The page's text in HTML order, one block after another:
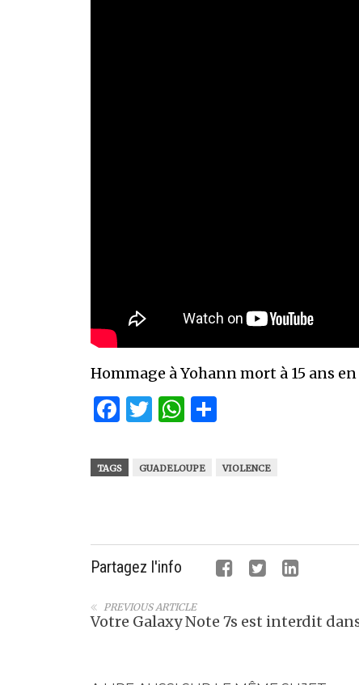
Hommage à Yohann mort à 15 ans
Facebook
Twitter
WhatsApp
TAGS GUADELOUPE VIOLENCE
Partagez l'info
PREVIOUS ARTICLE
Votre Galaxy Note 7s est interdit